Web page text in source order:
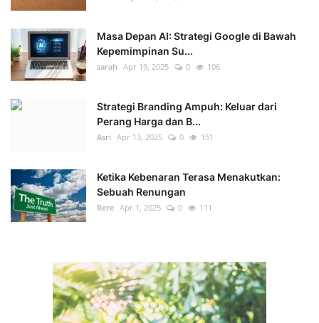
Masa Depan AI: Strategi Google di Bawah
Kepemimpinan Su...
sarah Apr 19, 2025 0 106
Strategi Branding Ampuh: Keluar dari
Perang Harga dan B...
Asri Apr 13, 2025 0 151
Ketika Kebenaran Terasa Menakutkan:
Sebuah Renungan
Rere Apr 1, 2025 0 111